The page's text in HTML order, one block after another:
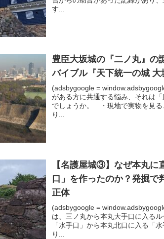
す...
豊臣大坂城の『二ノ丸』の
バイブル『天下統一の城
(adsbygoogle =
がある方に共通する悩み、それは
でしょうか。 ・現地で実物を見
り...
【名護屋城③】なぜ本丸に
口」を作ったのか？発掘で
正体
(adsbygoogle =
は、三ノ丸から本丸大手口に入る
「水手口」から本丸北口に入る「
り...